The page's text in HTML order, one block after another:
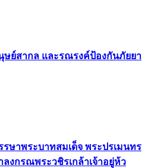
ย์สากล และรณรงค์ป้องกันภัยยา
ษาพระบาทสมเด็จ พระปรเมนทร
งกรณพระวชิรเกล้าเจ้าอยู่ห้ว